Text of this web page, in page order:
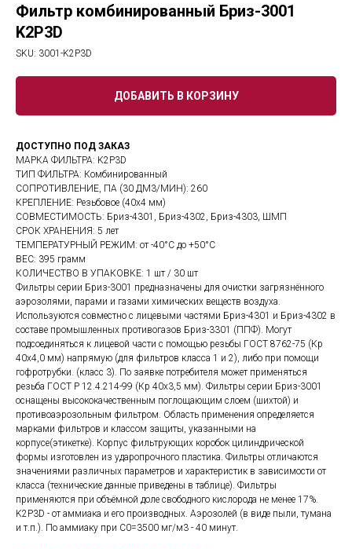
Фильтр комбинированный Бриз-3001
K2P3D
SKU: 3001-K2P3D
ДОБАВИТЬ В КОРЗИНУ
ДОСТУПНО ПОД ЗАКАЗ
МАРКА ФИЛЬТРА: K2P3D
ТИП ФИЛЬТРА: Комбинированный
СОПРОТИВЛЕНИЕ, ПА (30 ДМ3/МИН): 260
КРЕПЛЕНИЕ: Резьбовое (40х4 мм)
СОВМЕСТИМОСТЬ: Бриз-4301, Бриз-4302, Бриз-4303, ШМП
СРОК ХРАНЕНИЯ: 5 лет
ТЕМПЕРАТУРНЫЙ РЕЖИМ: от -40°C до +50°C
ВЕС: 395 грамм
КОЛИЧЕСТВО В УПАКОВКЕ: 1 шт / 30 шт
Фильтры серии Бриз-3001 предназначены для очистки загрязнённого
аэрозолями, парами и газами химических веществ воздуха.
Используются совместно с лицевыми частями Бриз-4301 и Бриз-4302 в
составе промышленных противогазов Бриз-3301 (ППФ). Могут
подсоединяться к лицевой части с помощью резьбы ГОСТ 8762-75 (Кр
40х4,0 мм) напрямую (для фильтров класса 1 и 2), либо при помощи
гофротрубки. (класс 3). По заявке потребителя может применяться
резьба ГОСТ Р 12.4.214-99 (Кр 40х3,5 мм). Фильтры серии Бриз-3001
оснащены высококачественным поглощающим слоем (шихтой) и
противоаэрозольным фильтром. Область применения определяется
марками фильтров и классом защиты, указанными на
корпусе(этикетке). Корпус фильтрующих коробок цилиндрической
формы изготовлен из ударопрочного пластика. Фильтры отличаются
значениями различных параметров и характеристик в зависимости от
класса (технические данные приведены в таблице). Фильтры
применяются при объёмной доле свободного кислорода не менее 17%.
K2P3D - от аммиака и его производных. Аэрозолей (в виде пыли, тумана
и т.п.). По аммиаку при С0=3500 мг/м3 - 40 минут.